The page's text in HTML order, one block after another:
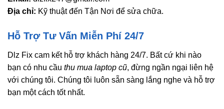
Địa chỉ: Kỹ thuật đến Tận Nơi để sửa chữa.
Hỗ Trợ Tư Vấn Miễn Phí 24/7
Dlz Fix cam kết hỗ trợ khách hàng 24/7. Bất cứ khi nào
bạn có nhu cầu thu mua laptop cũ, đừng ngần ngại liên hệ
với chúng tôi. Chúng tôi luôn sẵn sàng lắng nghe và hỗ trợ
bạn một cách tốt nhất.